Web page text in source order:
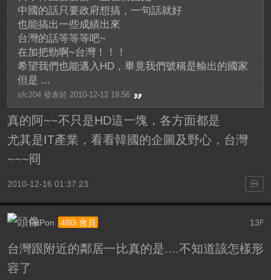
中國的話只要政府想搞，一句話就好
也能搞出一些成績出來
台灣的話等等等吧~
在加把勁啊~台灣！！！
希望我們也能邁入HD，畢竟我們號稱是輸出的國家
但是 ...
sfc204 發表於 2010-12-12 19:56
真的阿~~不只是HD這一塊，各方面都是
尤其是IT產業，看看韓國的企圖及野心，台灣
~~~冏
2010-12-16 01:37:23
13F
FuPon 480i 會員
台灣跟附近的鄰居一比真的是....不知道該怎樣形
容了